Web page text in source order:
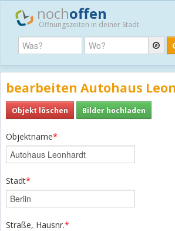
nochoffen
Öffnungszeiten in deiner Stadt
bearbeiten Autohaus
Objekt löschen Bilder hochladen
Objektname*
Stadt*
Straße, Hausnr.*